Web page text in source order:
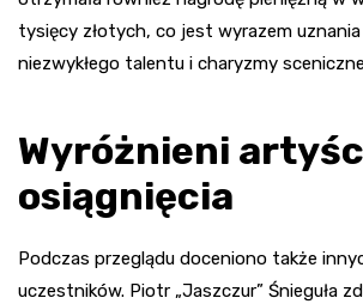
tysięcy złotych, co jest wyrazem
niezwykłego talentu i charyzmy
Wyróżnieni
osiągnięcia
Podczas przeglądu doceniono także
uczestników. Piotr „Jaszczur” Śnieguła